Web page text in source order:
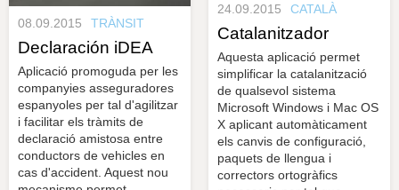
24.09.2015 CATALÀ
Catalanitzador
Aquesta aplicació permet
simplificar la catalanització
de qualsevol sistema
Microsoft Windows i Mac OS
X aplicant automàticament
els canvis de configuració,
paquets de llengua i
correctors ortogràfics
08.09.2015 TRÀNSIT
Declaración iDEA
Aplicació promoguda per les
companyies asseguradores
espanyoles per tal d'agilitzar
i facilitar els tràmits de
declaració amistosa entre
conductors de vehicles en
cas d'accident. Aquest nou